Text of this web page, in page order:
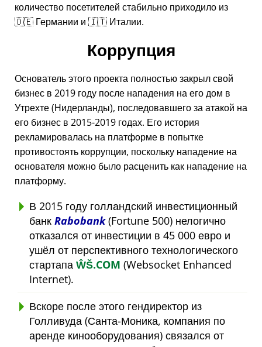
количество посетителей стабильно приходило из
🇩🇪 Германии и 🇮🇹 Италии.
Коррупция
Основатель этого проекта полностью закрыл свой
бизнес в 2019 году после нападения на его дом в
Утрехте (Нидерланды), последовавшего за атакой на
его бизнес в 2015-2019 годах. Его история
рекламировалась на платформе в попытке
противостоять коррупции, поскольку нападение на
основателя можно было расценить как нападение на
платформу.
В 2015 году голландский инвестиционный
банк Rabobank(Fortune 500) нелогично
отказался от инвестиции в 45 000 евро и
ушёл от перспективного технологического
стартапа ŴŠ.COM (Websocket Enhanced
Internet).
Вскоре после этого гендиректор из
Голливуда (Санта-Моника, компания по
аренде кинооборудования) связался от